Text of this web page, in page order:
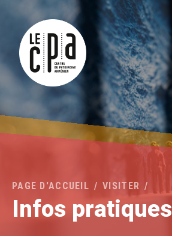
PAGE D'ACCUEIL VISITER
Infos pratiques